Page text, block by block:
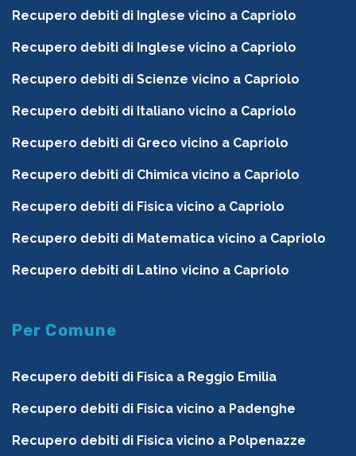
Recupero debiti di Inglese vicino a Capriolo
Recupero debiti di Inglese vicino a Capriolo
Recupero debiti di Scienze vicino a Capriolo
Recupero debiti di Italiano vicino a Capriolo
Recupero debiti di Greco vicino a Capriolo
Recupero debiti di Chimica vicino a Capriolo
Recupero debiti di Fisica vicino a Capriolo
Recupero debiti di Matematica vicino a Capriolo
Recupero debiti di Latino vicino a Capriolo
Per Comune
Recupero debiti di Fisica a Reggio Emilia
Recupero debiti di Fisica vicino a Padenghe
Recupero debiti di Fisica vicino a Polpenazze